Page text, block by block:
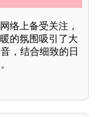
络上备受关注，
的氛围吸引了大
，结合细致的日